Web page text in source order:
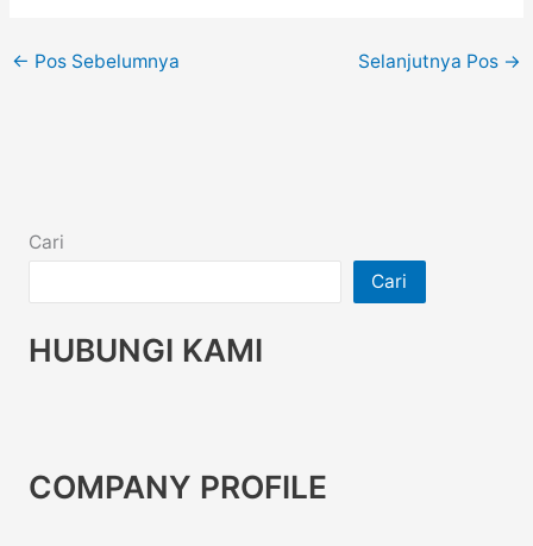
← Pos Sebelumnya Selanjutnya Pos →
Cari
Cari
HUBUNGI KAMI
COMPANY PROFILE